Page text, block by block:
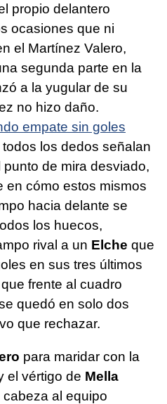
propio delantero
ocasiones que ni
el Martínez Valero,
segunda parte en la
a la yugular de su
no hizo daño.
empate sin goles
los dedos señalan
de mira desviado,
en cómo estos mismos
hacia delante se
los huecos,
rival a un Elche que
en sus tres últimos
frente al cuadro
quedó en solo dos
que rechazar.
para maridar con la
el vértigo de Mella
al equipo